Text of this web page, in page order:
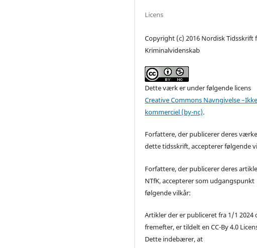
Licens
Copyright (c) 2016 Nordisk Tidsskrift
Kriminalvidenskab
Dette værk er under følgende licens
Creative Commons Navngivelse
kommerciel (by-nc).
Forfattere, der publicerer deres
dette tidsskrift, accepterer følgende
Forfattere, der publicerer deres
NTfK, accepterer som udgangspunkt
følgende vilkår:
Artikler der er publiceret fra 1/1 2024
fremefter, er tildelt en CC-By 4.0
Dette indebærer, at